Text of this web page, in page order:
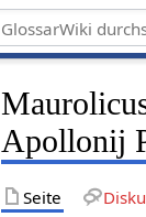
Apollonij
Seite